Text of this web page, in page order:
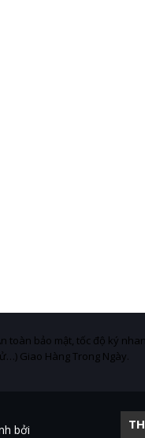
toàn bảo mật, tốc độ ký
Giao Hàng Trong Ngày.
bởi